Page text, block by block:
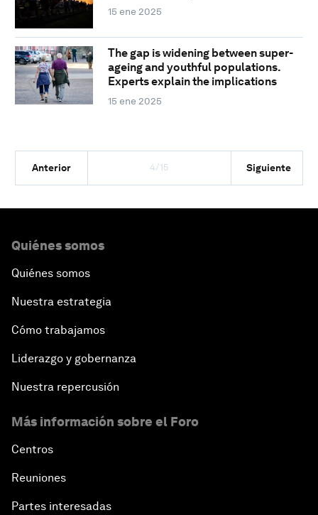
15 ene 2025
The gap is widening between super-
ageing and youthful populations.
Experts explain the implications
15 ene 2025
Anterior 4/15 Siguiente
Quiénes somos
Quiénes somos
Nuestra estrategia
Cómo trabajamos
Liderazgo y gobernanza
Nuestra repercusión
Más información sobre el Foro
Centros
Reuniones
Partes interesadas